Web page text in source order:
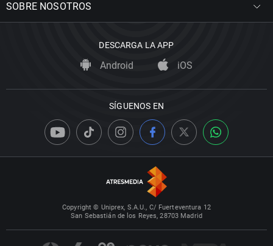
SOBRE NOSOTROS
DESCARGA LA APP
Android iOS
SÍGUENOS EN
Copyright © Uniprex, S.A.U., C/ Fuerteventura 12
San Sebastián de los Reyes, 28703 Madrid